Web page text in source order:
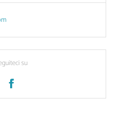
su